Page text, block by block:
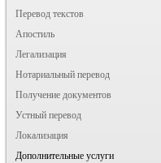
Перевод текстов
Апостиль
Легализация
Нотариальный перевод
Получение документов
Устный перевод
Локализация
Дополнительные услуги